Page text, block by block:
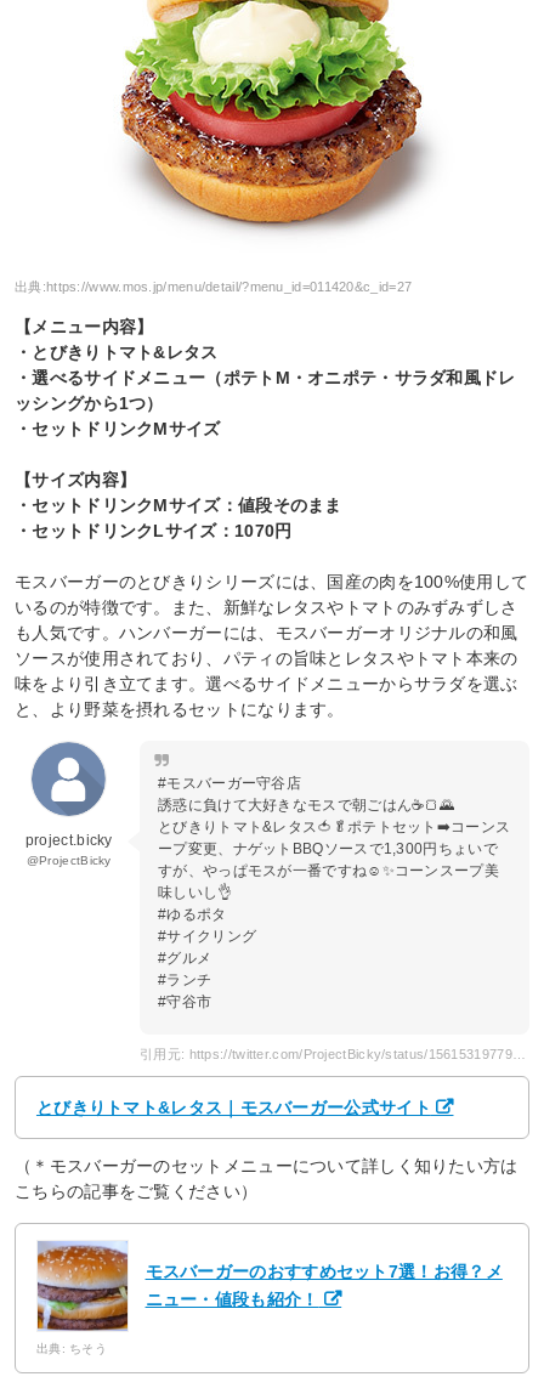
出典: https://www.mos.jp/menu/detail/?menu_id=011420&c_id=27
【メニュー内容】
・とびきりトマト&レタス
・選べるサイドメニュー（ポテトM・オニポテ・サラダ和風ドレ
ッシングから1つ）
・セットドリンクMサイズ
【サイズ内容】
・セットドリンクMサイズ：値段そのまま
・セットドリンクLサイズ：1070円
モスバーガーのとびきりシリーズには、国産の肉を100%使用して
いるのが特徴です。また、新鮮なレタスやトマトのみずみずしさ
も人気です。ハンバーガーには、モスバーガーオリジナルの和風
ソースが使用されており、パティの旨味とレタスやトマト本来の
味をより引き立てます。選べるサイドメニューからサラダを選ぶ
と、より野菜を摂れるセットになります。
project.bicky
@ProjectBicky
#モスバーガー守谷店
誘惑に負けて大好きなモスで朝ごはん☕🍞🌄
とびきりトマト&レタス🍅🥬ポテトセット➡️コーンス
ープ変更、ナゲットBBQソースで1,300円ちょいで
すが、やっぱモスが一番ですね☺️✨コーンスープ美
味しいし👌
#ゆるポタ
#サイクリング
#グルメ
#ランチ
#守谷市
引用元: https://twitter.com/ProjectBicky/status/1561531977949319169?s=20
とびきりトマト&レタス｜モスバーガー公式サイト
（＊モスバーガーのセットメニューについて詳しく知りたい方は
こちらの記事をご覧ください）
モスバーガーのおすすめセット7選！お得？メ
ニュー・値段も紹介！
出典: ちそう